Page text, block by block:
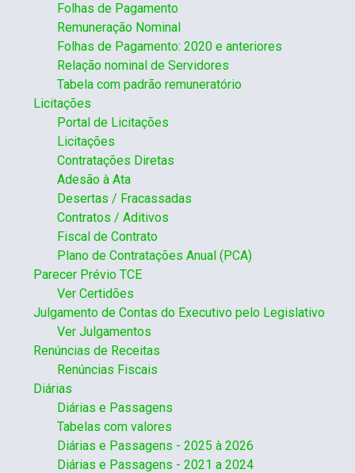
Folhas de Pagamento
Remuneração Nominal
Folhas de Pagamento: 2020 e anteriores
Relação nominal de Servidores
Tabela com padrão remuneratório
Licitações
Portal de Licitações
Licitações
Contratações Diretas
Adesão à Ata
Desertas / Fracassadas
Contratos / Aditivos
Fiscal de Contrato
Plano de Contratações Anual (PCA)
Parecer Prévio TCE
Ver Certidões
Julgamento de Contas do Executivo pelo Legislativo
Ver Julgamentos
Renúncias de Receitas
Renúncias Fiscais
Diárias
Diárias e Passagens
Tabelas com valores
Diárias e Passagens - 2025 à 2026
Diárias e Passagens - 2021 a 2024